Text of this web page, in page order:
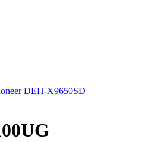
DEH-X9650SD